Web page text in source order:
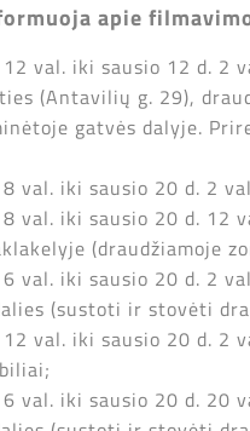
apie
12 val. iki sausio 12 d.
(Antavilių g. 29),
gatvės dalyje.
val. iki sausio 20 d. 2
val. iki sausio 20 d. 12
(draudžiamoje
6 val. iki sausio 20 d. 2
(sustoti ir stovėti
val. iki sausio 20 d. 2
6 val. iki sausio 20 d.